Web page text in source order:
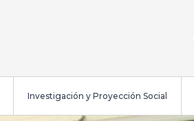
Investigación y Proyección Social